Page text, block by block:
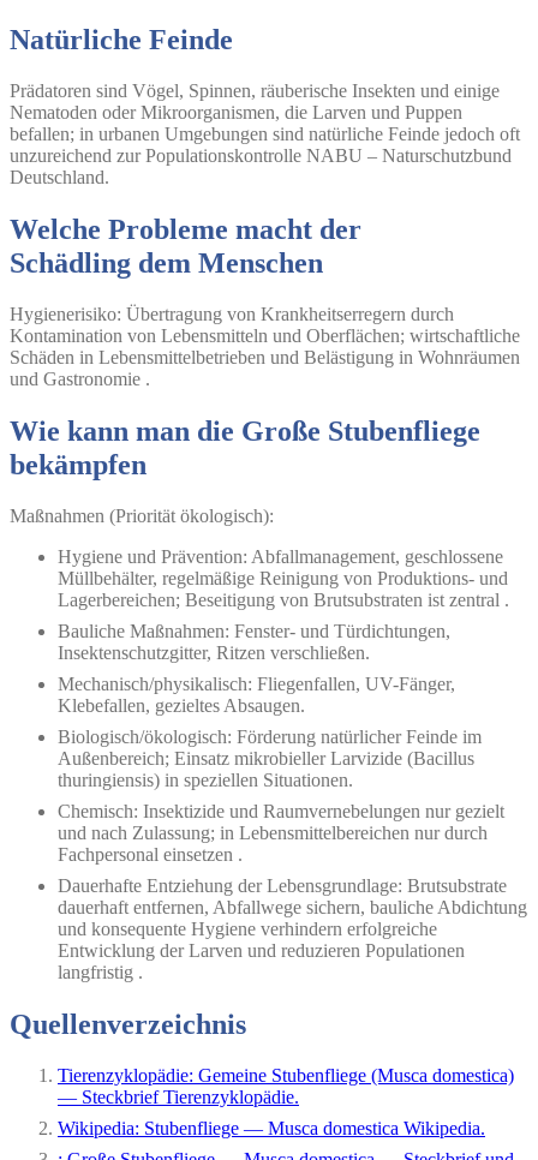
Natürliche Feinde
Prädatoren sind Vögel, Spinnen, räuberische Insekten und einige
Nematoden oder Mikroorganismen, die Larven und Puppen
befallen; in urbanen Umgebungen sind natürliche Feinde jedoch oft
unzureichend zur Populationskontrolle NABU – Naturschutzbund
Deutschland.
Welche Probleme macht der
Schädling dem Menschen
Hygienerisiko: Übertragung von Krankheitserregern durch
Kontamination von Lebensmitteln und Oberflächen; wirtschaftliche
Schäden in Lebensmittelbetrieben und Belästigung in Wohnräumen
und Gastronomie .
Wie kann man die Große Stubenfliege
bekämpfen
Maßnahmen (Priorität ökologisch):
Hygiene und Prävention: Abfallmanagement, geschlossene
Müllbehälter, regelmäßige Reinigung von Produktions- und
Lagerbereichen; Beseitigung von Brutsubstraten ist zentral .
Bauliche Maßnahmen: Fenster- und Türdichtungen,
Insektenschutzgitter, Ritzen verschließen.
Mechanisch/physikalisch: Fliegenfallen, UV-Fänger,
Klebefallen, gezieltes Absaugen.
Biologisch/ökologisch: Förderung natürlicher Feinde im
Außenbereich; Einsatz mikrobieller Larvizide (Bacillus
thuringiensis) in speziellen Situationen.
Chemisch: Insektizide und Raumvernebelungen nur gezielt
und nach Zulassung; in Lebensmittelbereichen nur durch
Fachpersonal einsetzen .
Dauerhafte Entziehung der Lebensgrundlage: Brutsubstrate
dauerhaft entfernen, Abfallwege sichern, bauliche Abdichtung
und konsequente Hygiene verhindern erfolgreiche
Entwicklung der Larven und reduzieren Populationen
langfristig .
Quellenverzeichnis
Tierenzyklopädie: Gemeine Stubenfliege (Musca domestica)
— Steckbrief Tierenzyklopädie.
Wikipedia: Stubenfliege — Musca domestica Wikipedia.